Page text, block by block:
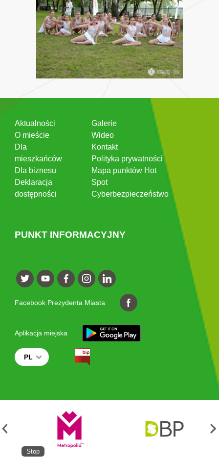
Aktualności
O mieście
Dla
mieszkańców
Dla biznesu
Deklaracja
dostępności
Galerie
Wideo
Kontakt
Polityka prywatności
Mapa punktów Hot
Spot
Cyberbezpieczeństwo
PUNKT INFORMACYJNY
Facebook Prezydenta Miasta
Aplikacja miejska
PL
Stop